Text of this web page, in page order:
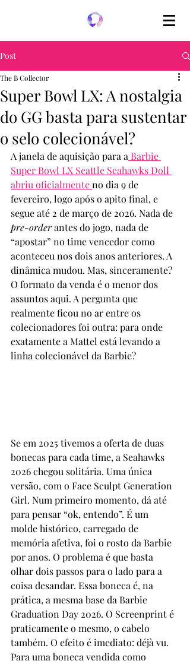
Post
Super Bowl LX: A nostalgia
do GG basta para sustentar
o selo colecionável?
The B Collector
A janela de aquisição para a Barbie
Super Bowl LX Seattle Seahawks Doll
abriu oficialmente no dia 9 de
fevereiro, logo após o apito final, e
segue até 2 de março de 2026. Nada de
pre-order antes do jogo, nada de
“apostar” no time vencedor como
aconteceu nos dois anos anteriores. A
dinâmica mudou. Mas, sinceramente?
O formato da venda é o menor dos
assuntos aqui. A pergunta que
realmente ficou no ar entre os
colecionadores foi outra: para onde
exatamente a Mattel está levando a
linha colecionável da Barbie?
Se em 2025 tivemos a oferta de duas
bonecas para cada time, a Seahawks
2026 chegou solitária. Uma única
versão, com o Face Sculpt Generation
Girl. Num primeiro momento, dá até
para pensar “ok, entendo”. É um
molde histórico, carregado de
memória afetiva, foi o rosto da Barbie
por anos. O problema é que basta
olhar dois passos para o lado para a
coisa desandar. Essa boneca é, na
prática, a mesma base da Barbie
Graduation Day 2026. O Screenprint é
praticamente o mesmo, o cabelo
também. O efeito é imediato: déjà vu.
Para uma boneca vendida como